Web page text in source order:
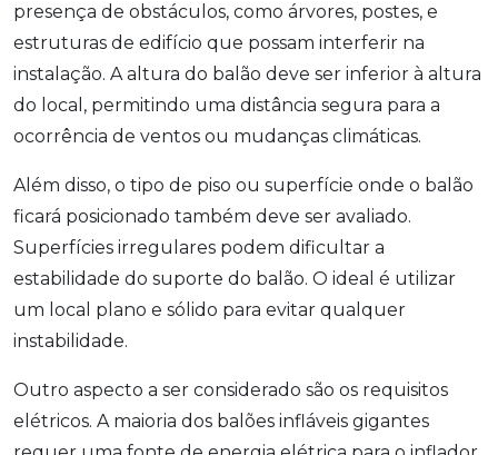
presença de obstáculos, como árvores, postes, e
estruturas de edifício que possam interferir na
instalação. A altura do balão deve ser inferior à altura
do local, permitindo uma distância segura para a
ocorrência de ventos ou mudanças climáticas.
Além disso, o tipo de piso ou superfície onde o balão
ficará posicionado também deve ser avaliado.
Superfícies irregulares podem dificultar a
estabilidade do suporte do balão. O ideal é utilizar
um local plano e sólido para evitar qualquer
instabilidade.
Outro aspecto a ser considerado são os requisitos
elétricos. A maioria dos balões infláveis gigantes